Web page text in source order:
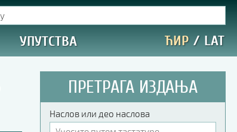
УПУТСТВА ЋИР / LAT
ПРЕТРАГА ИЗДАЊА
Наслов или део наслова